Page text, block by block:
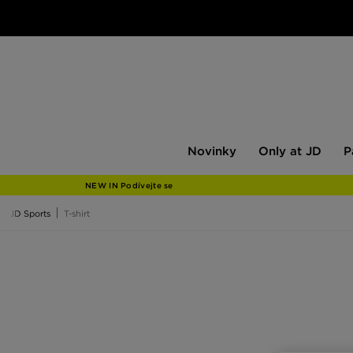
Novinky
JD
Only at JD
NEW IN Podívejte se
JD Sports T-shirt